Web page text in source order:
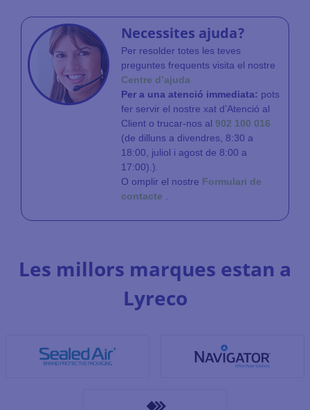
Necessites ajuda?
Per resolder totes les teves
preguntes frequents visita el nostre
Centre d’ajuda
Per a una atenció immediata: pots
fer servir el nostre xat d’Atenció al
Client o trucar-nos al 902 100 016
(de dilluns a divendres, 8:30 a
18:00, juliol i agost de 8:00 a
17:00).).
O omplir el nostre Formulari de
contacte
Les millors marques estan a
Lyreco